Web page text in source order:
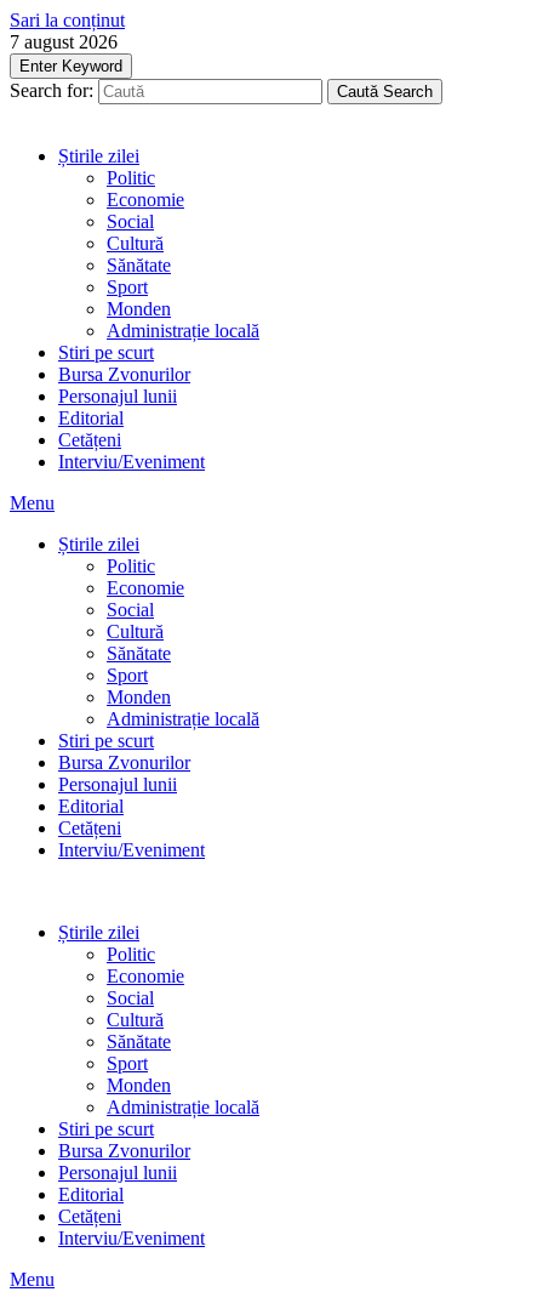
Sari la conținut
7 august 2026
Enter Keyword
Search for: Caută Search
Știrile zilei
Politic
Economie
Social
Cultură
Sănătate
Sport
Monden
Administrație locală
Stiri pe scurt
Bursa Zvonurilor
Personajul lunii
Editorial
Cetățeni
Interviu/Eveniment
Menu
Știrile zilei
Politic
Economie
Social
Cultură
Sănătate
Sport
Monden
Administrație locală
Stiri pe scurt
Bursa Zvonurilor
Personajul lunii
Editorial
Cetățeni
Interviu/Eveniment
Știrile zilei
Politic
Economie
Social
Cultură
Sănătate
Sport
Monden
Administrație locală
Stiri pe scurt
Bursa Zvonurilor
Personajul lunii
Editorial
Cetățeni
Interviu/Eveniment
Menu